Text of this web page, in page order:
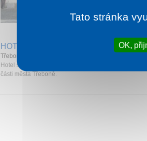
HOTEL GALERIE
Třeboň
Hotel se nachází v Empírovém domě v historické
části města Třeboně.
Tato stránka
OK,